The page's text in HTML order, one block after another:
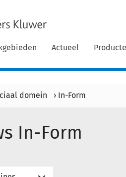
Actueel
domein › In-Form
In-Form